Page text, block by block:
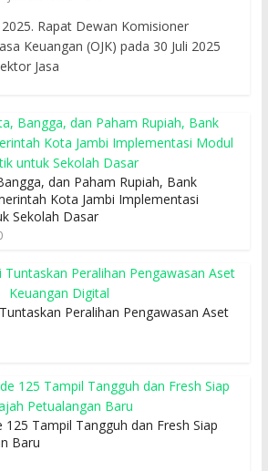
Rapat Dewan Komisioner
Keuangan (OJK) pada 30 Juli 2025
Jasa
dan Paham Rupiah, Bank
Kota Jambi Implementasi
Sekolah Dasar
Peralihan Pengawasan Aset
125 Tampil Tangguh dan Fresh Siap
Baru